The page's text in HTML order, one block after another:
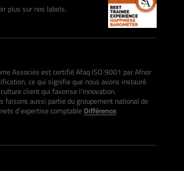
plus sur nos labels.
Associés est certifié Afaq ISO 9001 par Afnor
ce qui signifie que nous avons instauré
client qui favorise l’innovation.
faisons aussi partie du groupement national de
d’expertise comptableDifférence.